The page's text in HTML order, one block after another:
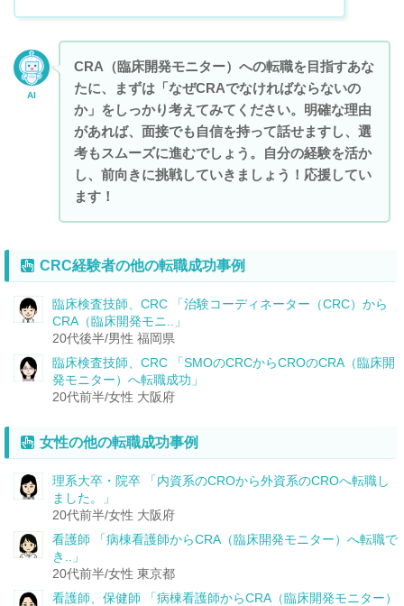
AI
CRA（臨床開発モニター）への転職を目指すあな
たに、まずは「なぜCRAでなければならないの
か」をしっかり考えてみてください。明確な理由
があれば、面接でも自信を持って話せますし、選
考もスムーズに進むでしょう。自分の経験を活か
し、前向きに挑戦していきましょう！応援してい
ます！
CRC経験者の他の転職成功事例
臨床検査技師、CRC 「治験コーディネーター（CRC）から
CRA（臨床開発モニ..」
20代後半/男性 福岡県
臨床検査技師、CRC 「SMOのCRCからCROのCRA（臨床開
発モニター）へ転職成功」
20代前半/女性 大阪府
女性の他の転職成功事例
理系大卒・院卒 「内資系のCROから外資系のCROへ転職し
ました。」
20代前半/女性 大阪府
看護師 「病棟看護師からCRA（臨床開発モニター）へ転職で
き..」
20代前半/女性 東京都
看護師、保健師 「病棟看護師からCRA（臨床開発モニター）